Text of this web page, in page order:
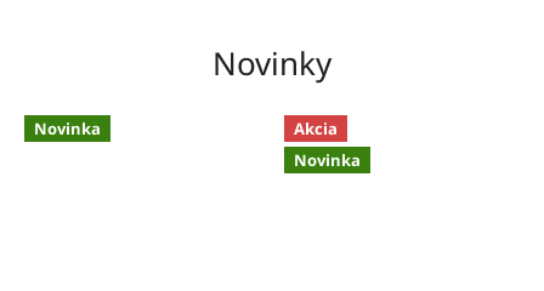
Novinky
Novinka
Akcia
Novinka